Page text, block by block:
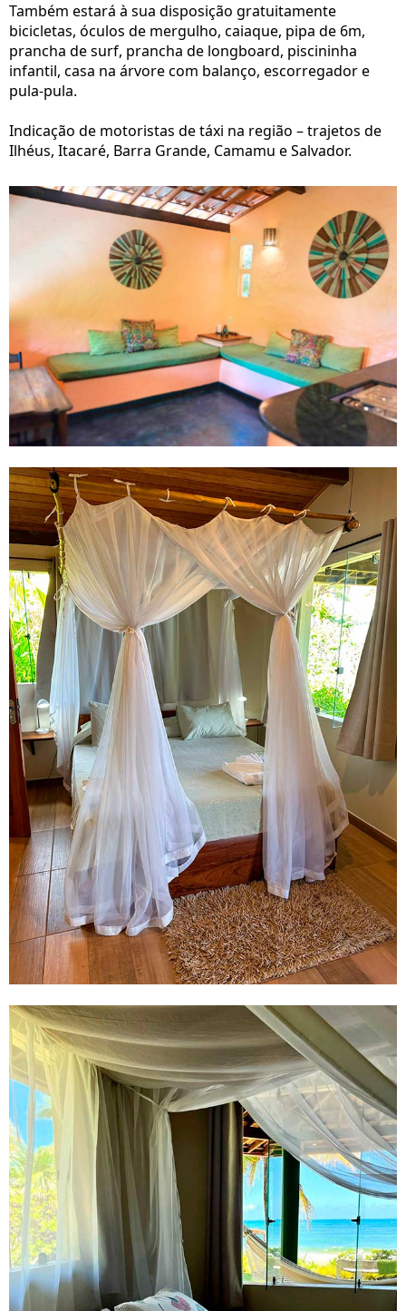
Também estará à sua disposição gratuitamente
bicicletas, óculos de mergulho, caiaque, pipa de 6m,
prancha de surf, prancha de longboard, piscininha
infantil, casa na árvore com balanço, escorregador e
pula-pula.
Indicação de motoristas de táxi na região – trajetos de
Ilhéus, Itacaré, Barra Grande, Camamu e Salvador.